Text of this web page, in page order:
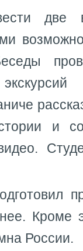
две
и
Кроме
России.